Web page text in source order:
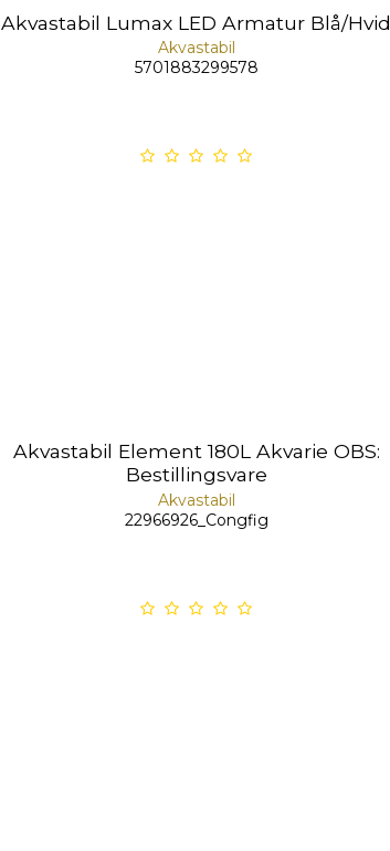
Akvastabil Lumax LED Armatur Blå/Hvid
Akvastabil
5701883299578
Akvastabil Element 180L Akvarie OBS:
Bestillingsvare
Akvastabil
22966926_Congfig